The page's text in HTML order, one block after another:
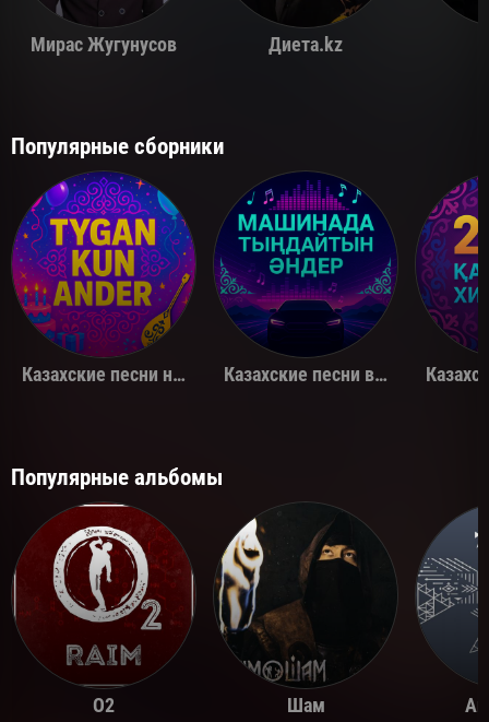
Мирас Жугунусов Диета.kz
Популярные сборники
Казахские песни на день рождения Казахские песни в машину
Популярные альбомы
O2 Шам